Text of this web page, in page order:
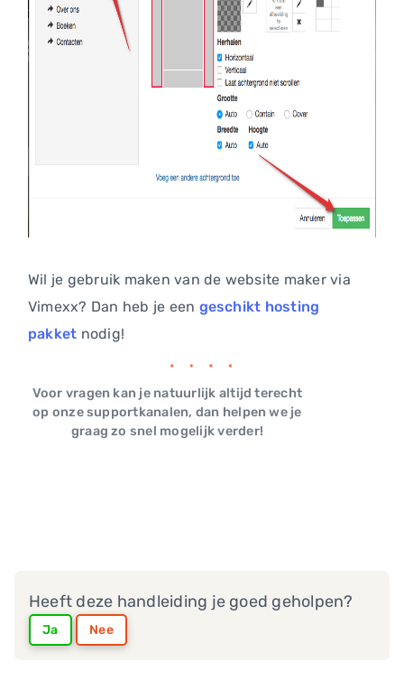
Wil je gebruik maken van de website maker via
Vimexx? Dan heb je een geschikt hosting
pakket nodig!
Voor vragen kan je natuurlijk altijd terecht
op onze supportkanalen, dan helpen we je
graag zo snel mogelijk verder!
Heeft deze handleiding je goed geholpen?
Ja Nee